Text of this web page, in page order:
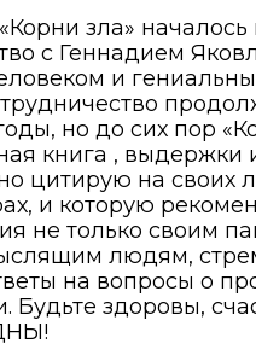
зла» началось
с Геннадием
и
но до сих пор
книга , выдержки
цитирую на своих
и которую
не только своим
людям,
на вопросы о
Будьте здоровы,